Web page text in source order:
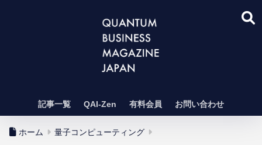
記事一覧 QAI-Zen 有料会員 お問い合わせ
ホーム 量子コンピューティング